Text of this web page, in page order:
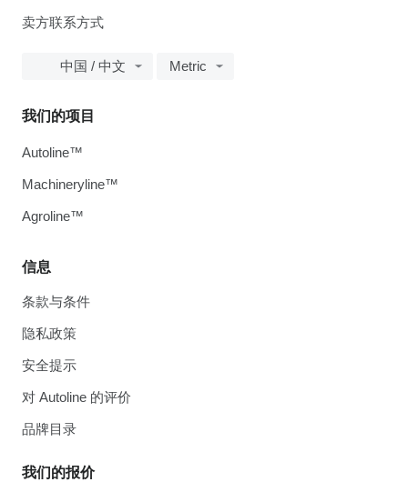
卖方联系方式
中国 / 中文 Metric
信息
条款与条件
隐私政策
安全提示
对 Autoline 的评价
品牌目录
我们的报价
我们的项目
Autoline™
Machineryline™
Agroline™